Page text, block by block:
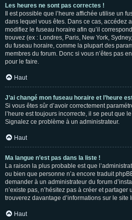
Les heures ne sont pas correctes !
Il est possible que l’heure affichée utilise un
dans lequel vous êtes. Dans ce cas, accédez
modifiez le fuseau horaire afin qu’il
trouvez (ex : Londres, Paris, New York,
du fuseau horaire, comme la plupart des
membres du forum. Donc si vous n’êtes pas
pour le faire.
Haut
J’ai changé mon fuseau horaire et l’heure
Si vous êtes sûr d’avoir correctement
l’heure est toujours incorrecte, il se peut que
Signalez ce problème à un administrateur.
Haut
Ma langue n’est pas dans la liste !
La raison la plus probable est que
ou bien que personne n’a encore traduit
demander à un administrateur du forum
n’existe pas, n’hésitez pas à créer et
trouverez davantage d’informations sur le site
Haut